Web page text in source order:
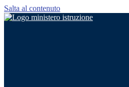
Salta al contenuto